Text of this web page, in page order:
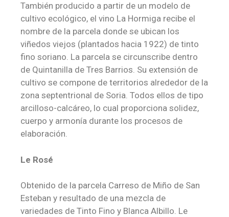
También producido a partir de un modelo de
cultivo ecológico, el vino La Hormiga recibe el
nombre de la parcela donde se ubican los
viñedos viejos (plantados hacia 1922) de tinto
fino soriano. La parcela se circunscribe dentro
de Quintanilla de Tres Barrios. Su extensión de
cultivo se compone de territorios alrededor de la
zona septentrional de Soria. Todos ellos de tipo
arcilloso-calcáreo, lo cual proporciona solidez,
cuerpo y armonía durante los procesos de
elaboración.
Le Rosé
Obtenido de la parcela Carreso de Miño de San
Esteban y resultado de una mezcla de
variedades de Tinto Fino y Blanca Albillo. Le